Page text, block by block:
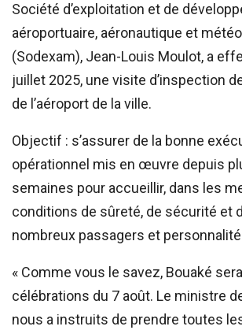
Société d’exploitation et de
aéroportuaire, aéronautique et
(Sodexam), Jean-Louis Moulot, a
juillet 2025, une visite d’inspection
de l’aéroport de la ville.
Objectif : s’assurer de la bonne
opérationnel mis en œuvre depuis
semaines pour accueillir, dans les
conditions de sûreté, de sécurité et
nombreux passagers et
« Comme vous le savez, Bouaké
célébrations du 7 août. Le ministre
nous a instruits de prendre toutes